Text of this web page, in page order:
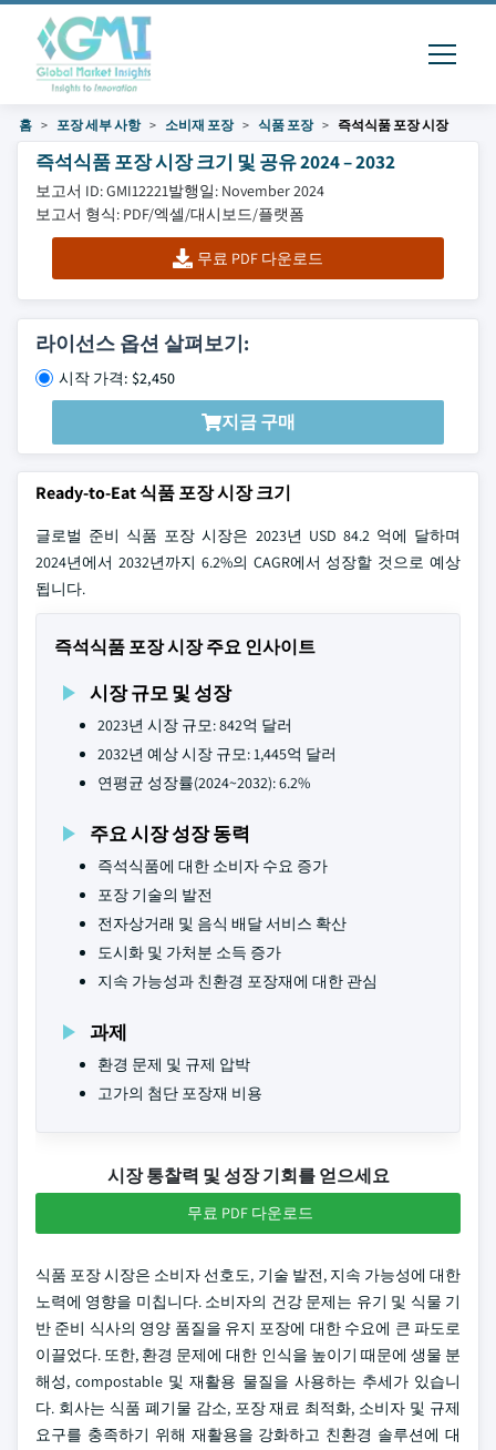
홈 포장 세부 사항 소비재 포장 식품 포장 즉석식품 포장 시장
즉석식품 포장 시장 크기 및 공유 2024 – 2032
보고서 ID: GMI12221발행일: November 2024
보고서 형식: PDF/엑셀/대시보드/플랫폼
무료 PDF 다운로드
라이선스 옵션 살펴보기:
시작 가격: $2,450
지금 구매
Ready-to-Eat 식품 포장 시장 크기
글로벌 준비 식품 포장 시장은 2023년 USD 84.2 억에 달하며
2024년에서 2032년까지 6.2%의 CAGR에서 성장할 것으로 예상
됩니다.
즉석식품 포장 시장 주요 인사이트
시장 규모 및 성장
2023년 시장 규모: 842억 달러
2032년 예상 시장 규모: 1,445억 달러
연평균 성장률(2024~2032): 6.2%
주요 시장 성장 동력
즉석식품에 대한 소비자 수요 증가
포장 기술의 발전
전자상거래 및 음식 배달 서비스 확산
도시화 및 가처분 소득 증가
지속 가능성과 친환경 포장재에 대한 관심
과제
환경 문제 및 규제 압박
고가의 첨단 포장재 비용
시장 통찰력 및 성장 기회를 얻으세요
무료 PDF 다운로드
식품 포장 시장은 소비자 선호도, 기술 발전, 지속 가능성에 대한
노력에 영향을 미칩니다. 소비자의 건강 문제는 유기 및 식물 기
반 준비 식사의 영양 품질을 유지 포장에 대한 수요에 큰 파도로
이끌었다. 또한, 환경 문제에 대한 인식을 높이기 때문에 생물 분
해성, compostable 및 재활용 물질을 사용하는 추세가 있습니
다. 회사는 식품 폐기물 감소, 포장 재료 최적화, 소비자 및 규제
요구를 충족하기 위해 재활용을 강화하고 친환경 솔루션에 대